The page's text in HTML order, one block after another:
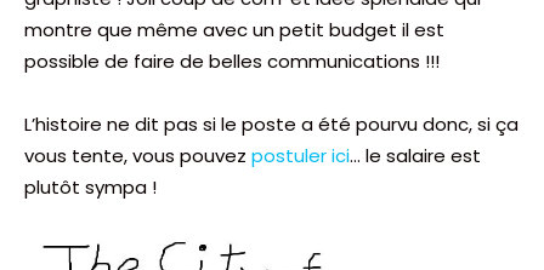
montre que même avec un petit budget il est
possible de faire de belles communications !!!
L’histoire ne dit pas si le poste a été pourvu donc, si ça
vous tente, vous pouvez postuler ici… le salaire est
plutôt sympa !